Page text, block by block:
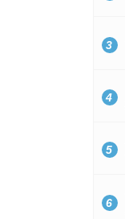
3
4
5
6